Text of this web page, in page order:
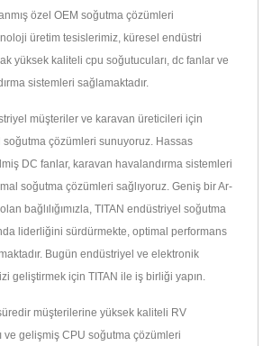
özel OEM soğutma çözümleri
üretim tesislerimiz, küresel endüstri
yüksek kaliteli cpu soğutucuları, dc fanlar ve
sistemleri sağlamaktadır.
müşteriler ve karavan üreticileri için
çözümleri sunuyoruz. Hassas
DC fanlar, karavan havalandırma sistemleri
soğutma çözümleri sağlıyoruz. Geniş bir Ar-
bağlılığımızla, TITAN endüstriyel soğutma
liderliğini sürdürmekte, optimal performans
Bugün endüstriyel ve elektronik
geliştirmek için TITAN ile iş birliği yapın.
süredir müşterilerine yüksek kaliteli RV
ve gelişmiş CPU soğutma çözümleri